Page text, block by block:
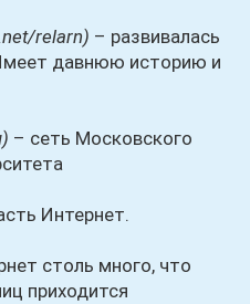
relarn) – развивалась
давнюю историю и
– сеть Московского
Интернет.
столь много, что
приходится